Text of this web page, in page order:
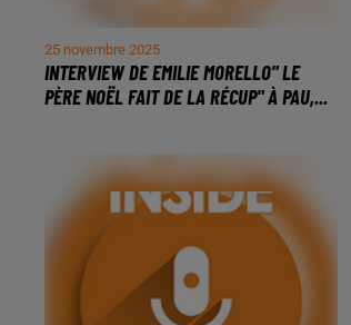
25 novembre 2025
INTERVIEW DE EMILIE MORELLO" LE
PÈRE NOËL FAIT DE LA RÉCUP" À PAU,...